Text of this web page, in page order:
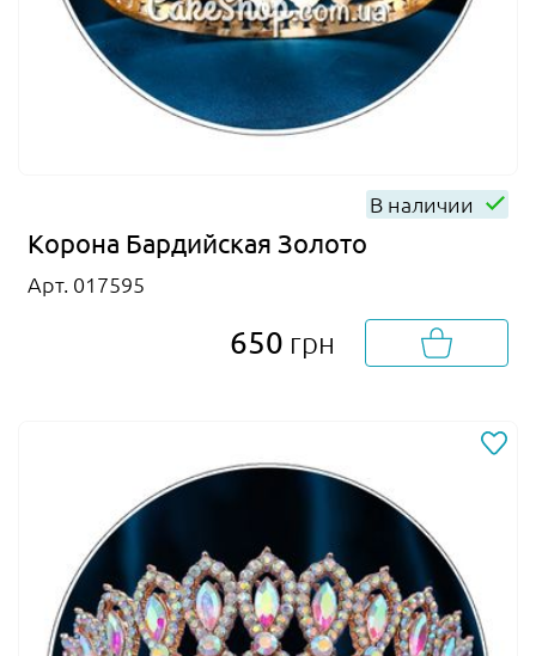
В наличии
Корона Бардийская Золото
Арт. 017595
650 грн